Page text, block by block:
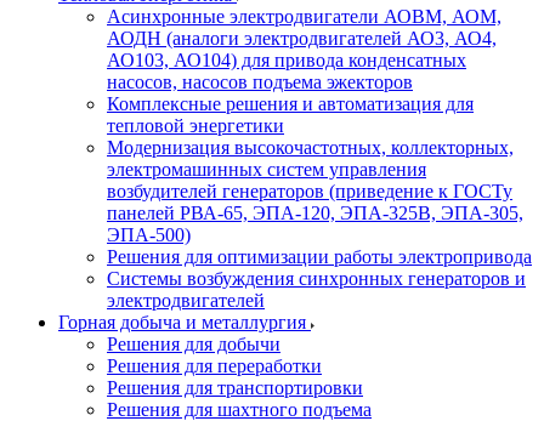
Асинхронные электродвигатели АОВМ, АОМ,
АОДН (аналоги электродвигателей АО3, АО4,
АО103, АО104) для привода конденсатных
насосов, насосов подъема эжекторов
Комплексные решения и автоматизация для
тепловой энергетики
Модернизация высокочастотных, коллекторных,
электромашинных систем управления
возбудителей генераторов (приведение к ГОСТу
панелей РВА-65, ЭПА-120, ЭПА-325В, ЭПА-305,
ЭПА-500)
Решения для оптимизации работы электропривода
Системы возбуждения синхронных генераторов и
электродвигателей
Горная добыча и металлургия
Решения для добычи
Решения для переработки
Решения для транспортировки
Решения для шахтного подъема